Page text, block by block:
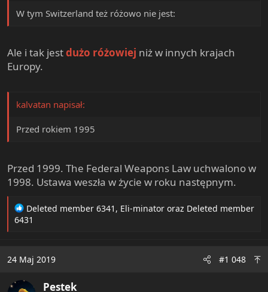
W tym Switzerland też różowo nie jest:
Ale i tak jestdużo różowiej niż w innych krajach
Europy.
kalvatan napisał:
Przed rokiem 1995
Przed 1999. The Federal Weapons Law uchwalono w
1998. Ustawa weszła w życie w roku następnym.
R
e
i
n
Deleted member 6341 , Eli-minator oraz Deleted member
6431
24 Maj 2019 #1 048
Pestek